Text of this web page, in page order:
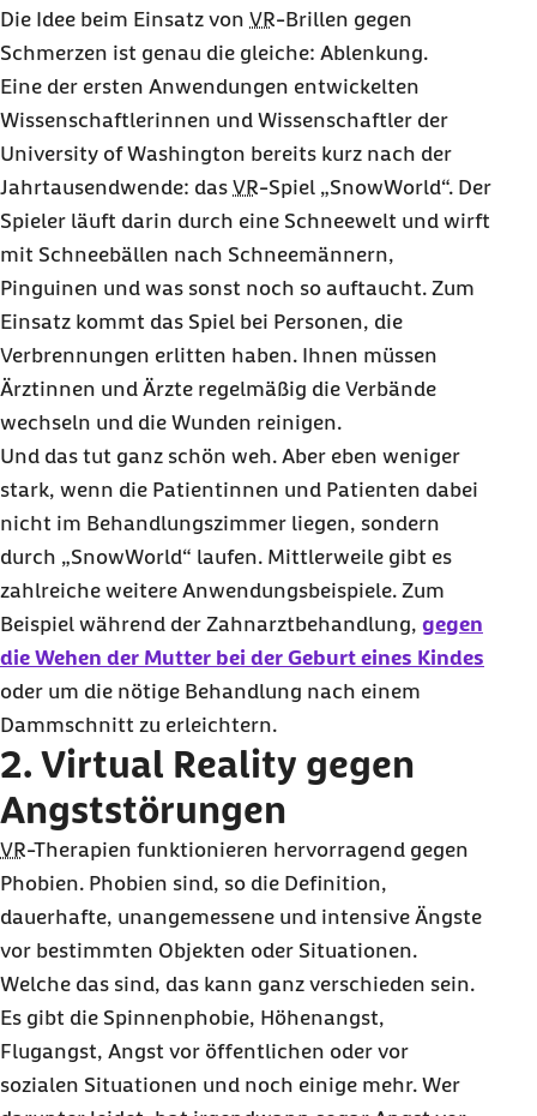
Die Idee beim Einsatz von VR-Brillen gegen
Schmerzen ist genau die gleiche: Ablenkung.
Eine der ersten Anwendungen entwickelten
Wissenschaftlerinnen und Wissenschaftler der
University of Washington bereits kurz nach der
Jahrtausendwende: das VR-Spiel „SnowWorld“. Der
Spieler läuft darin durch eine Schneewelt und wirft
mit Schneebällen nach Schneemännern,
Pinguinen und was sonst noch so auftaucht. Zum
Einsatz kommt das Spiel bei Personen, die
Verbrennungen erlitten haben. Ihnen müssen
Ärztinnen und Ärzte regelmäßig die Verbände
wechseln und die Wunden reinigen.
Und das tut ganz schön weh. Aber eben weniger
stark, wenn die Patientinnen und Patienten dabei
nicht im Behandlungszimmer liegen, sondern
durch „SnowWorld“ laufen. Mittlerweile gibt es
zahlreiche weitere Anwendungsbeispiele. Zum
Beispiel während der Zahnarztbehandlung, gegen
die Wehen der Mutter bei der Geburt eines Kindes
oder um die nötige Behandlung nach einem
Dammschnitt zu erleichtern.
2. Virtual Reality gegen
Angststörungen
VR-Therapien funktionieren hervorragend gegen
Phobien. Phobien sind, so die Definition,
dauerhafte, unangemessene und intensive Ängste
vor bestimmten Objekten oder Situationen.
Welche das sind, das kann ganz verschieden sein.
Es gibt die Spinnenphobie, Höhenangst,
Flugangst, Angst vor öffentlichen oder vor
sozialen Situationen und noch einige mehr. Wer